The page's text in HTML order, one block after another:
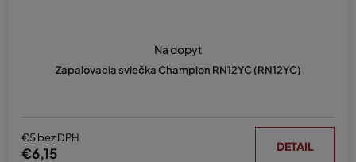
Zapalovacia sviečka Champion RN12YC (RN12YC)
Na dopyt
€5 bez DPH
€6,15 DETAIL